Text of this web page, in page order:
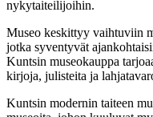
nykytaiteilijoihin.
Museo keskittyy vaihtuviin
jotka syventyvät
Kuntsin museokauppa
kirjoja, julisteita ja
Kuntsin modernin taiteen